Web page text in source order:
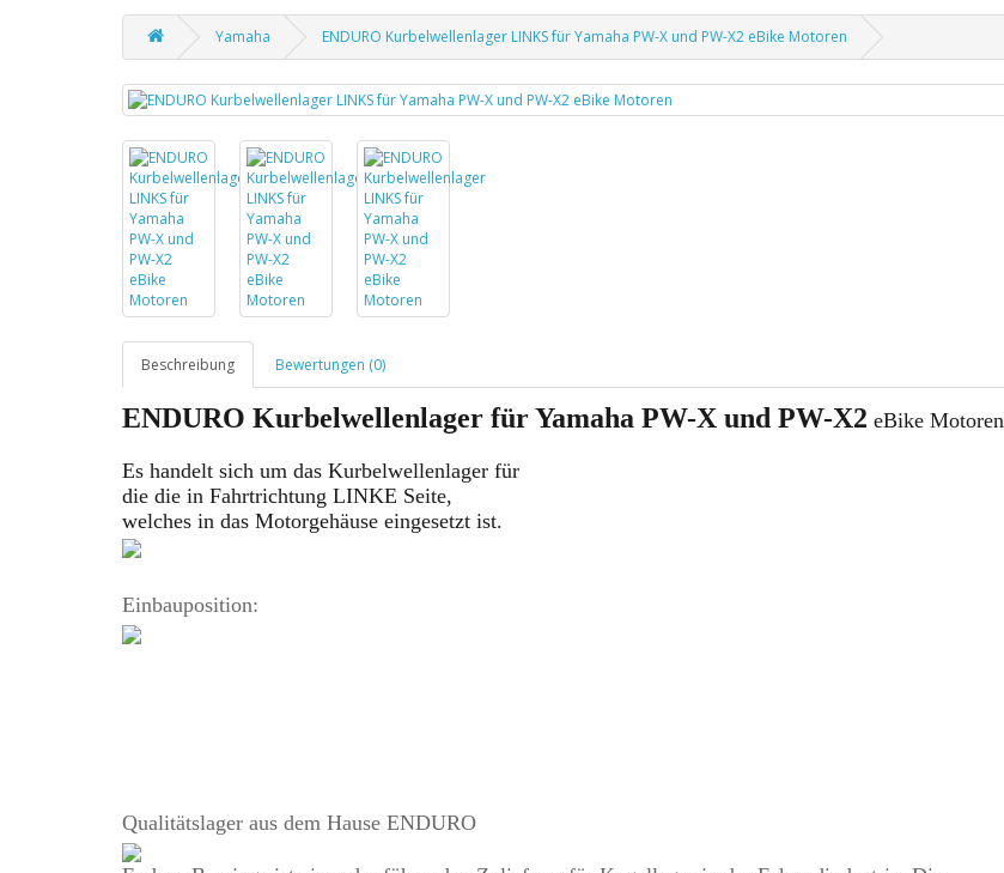
Yamaha ENDURO Kurbelwellenlager LINKS für Yamaha PW-X und PW-X2 eBike Motoren
Beschreibung Bewertungen (0)
ENDURO Kurbelwellenlager für Yamaha PW-X und PW-X2 eBike Motoren
Es handelt sich um das Kurbelwellenlager für
die die in Fahrtrichtung LINKE Seite,
welches in das Motorgehäuse eingesetzt ist.
Einbauposition:
Qualitätslager aus dem Hause ENDURO